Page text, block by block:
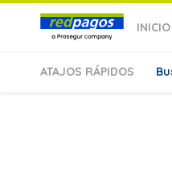
INICIO
ATAJOS RÁPIDOS